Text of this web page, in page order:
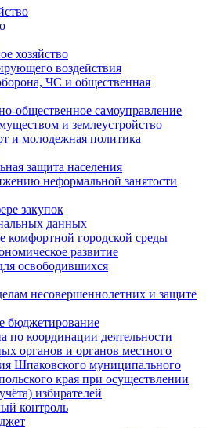
хозяйство
воздействия
ЧС и общественная
общественное самоуправление
и землеустройство
и молодежная политика
защита населения
неформальной занятости
закупок
данных
комфортной городской среды
развитие
освободившихся
несовершеннолетних и защите
бюджетирование
по координации деятельности
органов и органов местного
Шпаковского муниципального
края при осуществлении
избирателей
контроль